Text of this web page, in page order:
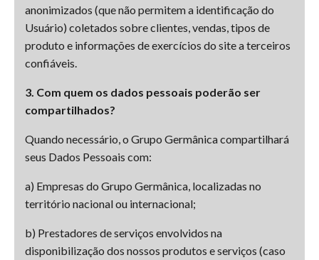
anonimizados (que não permitem a identificação do
Usuário) coletados sobre clientes, vendas, tipos de
produto e informações de exercícios do site a terceiros
confiáveis.
3. Com quem os dados pessoais poderão ser
compartilhados?
Quando necessário, o Grupo Germânica compartilhará
seus Dados Pessoais com:
a) Empresas do Grupo Germânica, localizadas no
território nacional ou internacional;
b) Prestadores de serviços envolvidos na
disponibilização dos nossos produtos e serviços (caso